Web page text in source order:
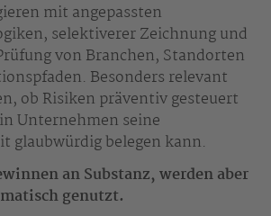
mit angepassten
selektiverer Zeichnung und
von Branchen, Standorten
Besonders relevant
ob Risiken präventiv gesteuert
Unternehmen seine
glaubwürdig belegen kann.
an Substanz, werden aber
genutzt.